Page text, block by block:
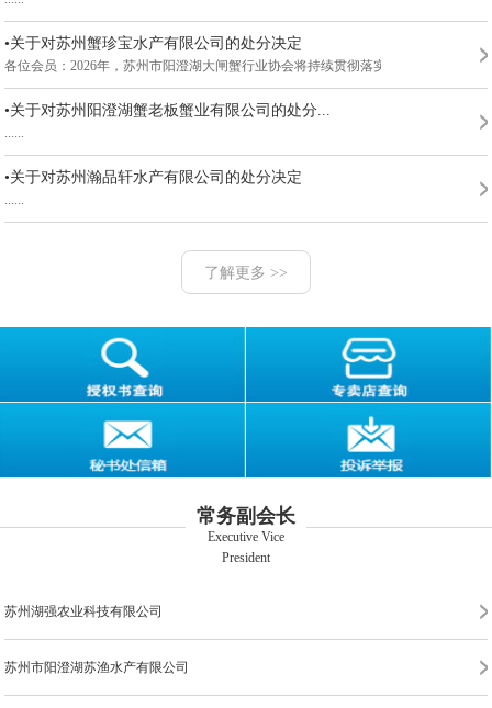
•关于对苏州蟹珍宝水产有限公司的处分决定
各位会员：2026年，苏州市阳澄湖大闸蟹行业协会将持续贯彻落实市委、市政府关
•关于对苏州阳澄湖蟹老板蟹业有限公司的处分...
•关于对苏州瀚品轩水产有限公司的处分决定
了解更多 >>
常务副会长
Executive Vice
President
苏州市阳澄湖唯阳蟹业有限公司
苏州市阳澄湖金龙蟹业有限公司
苏州湖强农业科技有限公司
苏州市阳澄湖苏渔水产有限公司